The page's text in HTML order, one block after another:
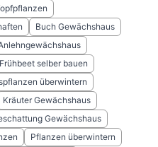
Buch Gewächshaus
Frühbeet selber bauen
überwintern
Kräuter Gewächshaus
Gewächshaus
Pflanzen überwintern